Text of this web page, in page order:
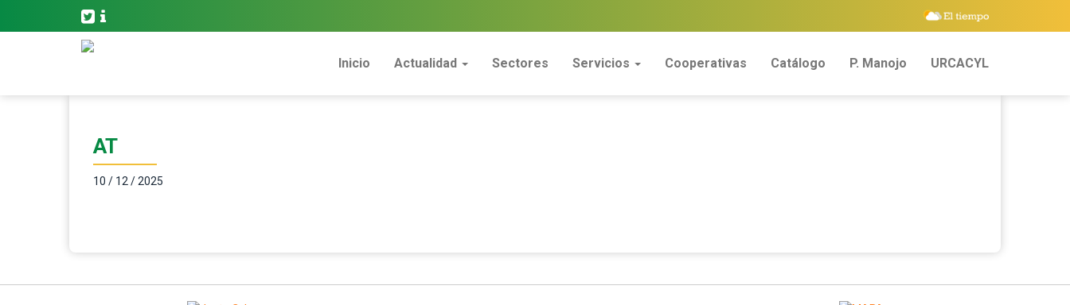
Inicio Actualidad Sectores Servicios Cooperativas Catálogo P. Manojo URCACYL
AT
10 / 12 / 2025